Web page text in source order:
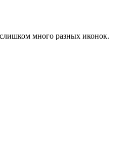
много разных иконок.